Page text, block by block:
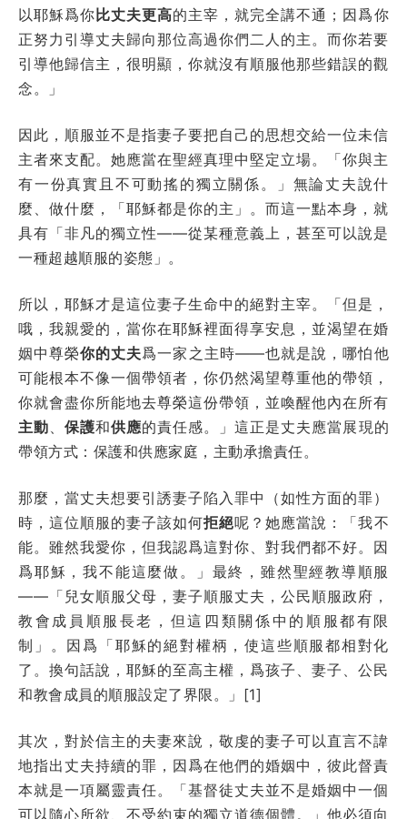
以耶穌爲你比丈夫更高的主宰，就完全講不通；因爲你
正努力引導丈夫歸向那位高過你們二人的主。而你若要
引導他歸信主，很明顯，你就沒有順服他那些錯誤的觀
念。」
因此，順服並不是指妻子要把自己的思想交給一位未信
主者來支配。她應當在聖經真理中堅定立場。「你與主
有一份真實且不可動搖的獨立關係。」無論丈夫說什
麼、做什麼，「耶穌都是你的主」。而這一點本身，就
具有「非凡的獨立性——從某種意義上，甚至可以說是
一種超越順服的姿態」。
所以，耶穌才是這位妻子生命中的絕對主宰。「但是，
哦，我親愛的，當你在耶穌裡面得享安息，並渴望在婚
姻中尊榮你的丈夫爲一家之主時——也就是說，哪怕他
可能根本不像一個帶領者，你仍然渴望尊重他的帶領，
你就會盡你所能地去尊榮這份帶領，並喚醒他內在所有
主動 、保護和供應的責任感。」這正是丈夫應當展現的
帶領方式：保護和供應家庭，主動承擔責任。
那麼，當丈夫想要引誘妻子陷入罪中（如性方面的罪）
時，這位順服的妻子該如何拒絕呢？她應當說：「我不
能。雖然我愛你，但我認爲這對你、對我們都不好。因
爲耶穌，我不能這麼做。」最終，雖然聖經教導順服
——「兒女順服父母，妻子順服丈夫，公民順服政府，
教會成員順服長老，但這四類關係中的順服都有限
制」。因爲「耶穌的絕對權柄，使這些順服都相對化
了。換句話說，耶穌的至高主權，爲孩子、妻子、公民
和教會成員的順服設定了界限。」[1]
其次，對於信主的夫妻來說，敬虔的妻子可以直言不諱
地指出丈夫持續的罪，因爲在他們的婚姻中，彼此督責
本就是一項屬靈責任。「基督徒丈夫並不是婚姻中一個
可以隨心所欲、不受約束的獨立道德個體。」他必須向